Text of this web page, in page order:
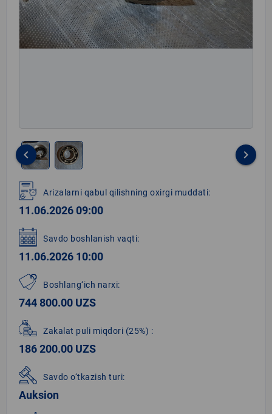
1
of
2
keyboard_arrow_left keyboard_arrow_right
Arizalarni qabul qilishning oxirgi muddati:
11.06.2026 09:00
Savdo boshlanish vaqti:
11.06.2026 10:00
Boshlang‘ich narxi:
744 800.00 UZS
Zakalat puli miqdori (25%) :
186 200.00 UZS
Savdo o‘tkazish turi:
Auksion